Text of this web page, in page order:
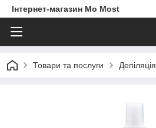
Інтернет-магазин Mo Most
Товари та послуги Депіляція